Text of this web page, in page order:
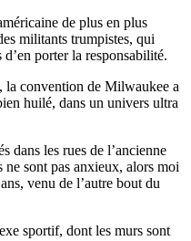
de plus en plus
militants trumpistes, qui
porter la responsabilité.
la convention de Milwaukee a
huilé, dans un univers ultra
dans les rues de l’ancienne
sont pas anxieux, alors moi
venu de l’autre bout du
sportif, dont les murs sont